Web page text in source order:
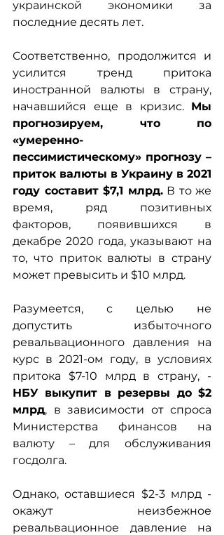
украинской экономики за
последние десять лет.
Соответственно, продолжится и
усилится тренд притока
иностранной валюты в страну,
начавшийся еще в кризис. Мы
прогнозируем, что по
«умеренно-
пессимистическому» прогнозу –
приток валюты в Украину в 2021
году составит $7,1 млрд. В то же
время, ряд позитивных
факторов, появившихся в
декабре 2020 года, указывают на
то, что приток валюты в страну
может превысить и $10 млрд.
Разумеется, с целью не
допустить избыточного
ревальвационного давления на
курс в 2021-ом году, в условиях
НБУ выкупит в резервы до $2
млрд, в зависимости от спроса
Министерства финансов на
валюту – для обслуживания
госдолга.
Однако, оставшиеся $2-3 млрд -
окажут неизбежное
ревальвационное давление на